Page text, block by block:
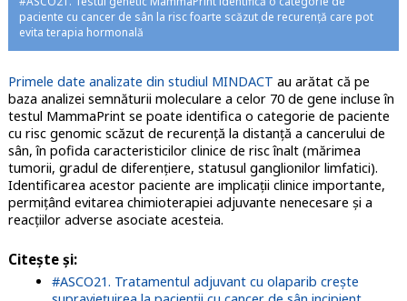
paciente cu cancer de sân la risc foarte scăzut de recurență care pot
evita terapia hormonală
Primele date analizate din studiul MINDACT au arătat că pe
baza analizei semnăturii moleculare a celor 70 de gene incluse în
testul MammaPrint se poate identifica o categorie de paciente
cu risc genomic scăzut de recurență la distanță a cancerului de
sân, în pofida caracteristicilor clinice de risc înalt (mărimea
tumorii, gradul de diferențiere, statusul ganglionilor limfatici).
Identificarea acestor paciente are implicații clinice importante,
permițând evitarea chimioterapiei adjuvante nenecesare și a
reacțiilor adverse asociate acesteia.
Citește și:
#ASCO21. Tratamentul adjuvant cu olaparib crește